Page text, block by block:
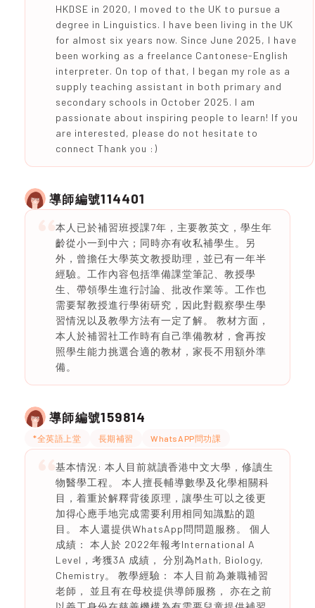
HKDSE in 2020, I moved to the UK to pursue a
degree in Linguistics. I have been living in the UK
for almost six years now. Since June 2025, I have
been working as a freelance Cantonese-English
interpreter. On top of that, I began my role as a
supply teaching assistant in both primary and
secondary schools in October 2025. I am
passionate about inspiring people to learn! If you
are interested, please do not hesitate to
connect Thank you :)
導師編號114401
本人已於補習班授課7年，主要教英文，學生年
齡從小一到中六；同時亦有收私補學生。另
外，曾擔任大學英文教授助理，並已有一年半
經驗。工作內容包括準備課堂筆記、教授學
生、帶領學生進行討論、批改作業等。工作也
需要幫教授進行學術研究，因此對觀察學生學
習情況以及教學方法有一定了解。 教材方面，
本人於補習社工作時有自己準備教材，會再按
照學生能力挑選合適的教材，家長不用額外準
備。
導師編號159814
*全英語上堂 長期補習 WhatsAPP問功課
基本情況: 本人目前就讀香港中文大學，修讀生
物醫學工程。 本人擅長輔導數學及化學相關科
目，着重於解釋背後原理，讓學生可以之後更
加得心應手地完成需要利用相同知識點的題
目。 本人還提供WhatsApp問問題服務。 個人
成績： 本人於 2022年報考International A
Level，考獲3A 成績， 分別為Math, Biology,
Chemistry。 教學經驗： 本人目前為兼職補習
老師， 並且有在母校提供導師服務， 亦在之前